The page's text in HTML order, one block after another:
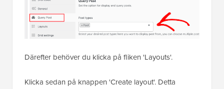
Därefter behöver du klicka på fliken 'Layouts'.
Klicka sedan på knappen 'Create layout'. Detta